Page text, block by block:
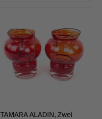
TAMARA ALADIN, Zwei